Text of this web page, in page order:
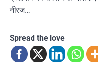
नीरज…
Spread the love